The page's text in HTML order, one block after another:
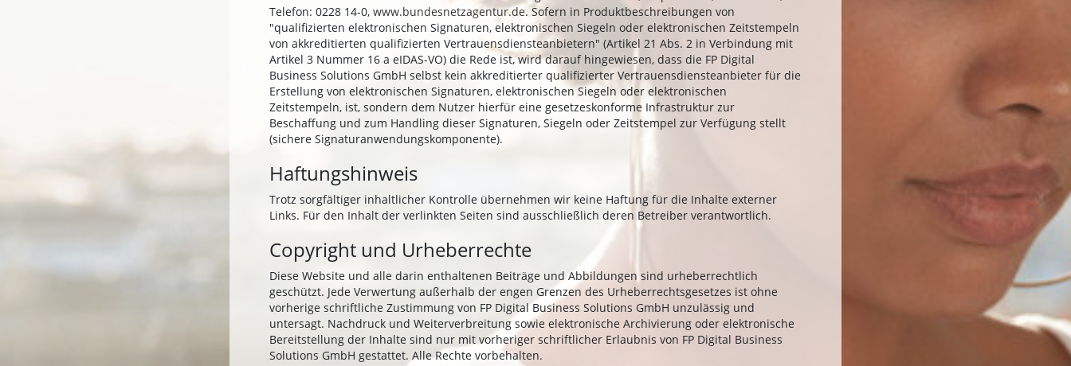
Telefon: 0228 14-0, www.bundesnetzagentur.de. Sofern in Produktbeschreibungen von
"qualifizierten elektronischen Signaturen, elektronischen Siegeln oder elektronischen Zeitstempeln
von akkreditierten qualifizierten Vertrauensdiensteanbietern" (Artikel 21 Abs. 2 in Verbindung mit
Artikel 3 Nummer 16 a eIDAS-VO) die Rede ist, wird darauf hingewiesen, dass die FP Digital
Business Solutions GmbH selbst kein akkreditierter qualifizierter Vertrauensdiensteanbieter für die
Erstellung von elektronischen Signaturen, elektronischen Siegeln oder elektronischen
Zeitstempeln, ist, sondern dem Nutzer hierfür eine gesetzeskonforme Infrastruktur zur
Beschaffung und zum Handling dieser Signaturen, Siegeln oder Zeitstempel zur Verfügung stellt
(sichere Signaturanwendungskomponente).
Haftungshinweis
Trotz sorgfältiger inhaltlicher Kontrolle übernehmen wir keine Haftung für die Inhalte externer
Links. Für den Inhalt der verlinkten Seiten sind ausschließlich deren Betreiber verantwortlich.
Copyright und Urheberrechte
Diese Website und alle darin enthaltenen Beiträge und Abbildungen sind urheberrechtlich
geschützt. Jede Verwertung außerhalb der engen Grenzen des Urheberrechtsgesetzes ist ohne
vorherige schriftliche Zustimmung von FP Digital Business Solutions GmbH unzulässig und
untersagt. Nachdruck und Weiterverbreitung sowie elektronische Archivierung oder elektronische
Bereitstellung der Inhalte sind nur mit vorheriger schriftlicher Erlaubnis von FP Digital Business
Solutions GmbH gestattet. Alle Rechte vorbehalten.